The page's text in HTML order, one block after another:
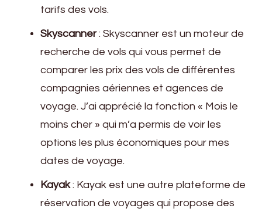
tarifs des vols.
Skyscanner: Skyscanner est un moteur de
recherche de vols qui vous permet de
comparer les prix des vols de différentes
compagnies aériennes et agences de
voyage. J’ai apprécié la fonction « Mois le
moins cher » qui m’a permis de voir les
options les plus économiques pour mes
dates de voyage.
Kayak: Kayak est une autre plateforme de
réservation de voyages qui propose des